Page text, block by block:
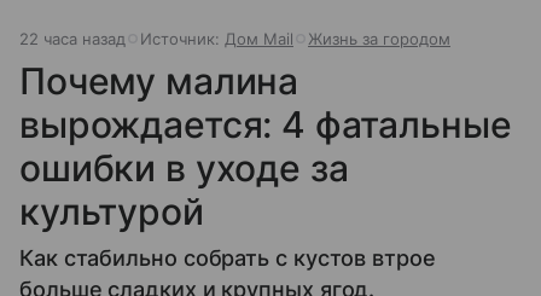
22 часа назад Источник: Дом Mail Жизнь за городом
Почему малина
вырождается: 4 фатальные
ошибки в уходе за
культурой
Как стабильно собрать с кустов втрое
больше сладких и крупных ягод.